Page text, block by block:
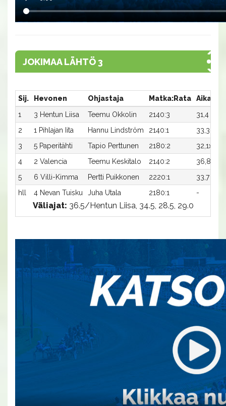
JOKIMAA LÄHTÖ 3
Sij. Hevonen Ohjastaja Matka:Rata Aika
1
3 Hentun Liisa Teemu Okkolin 2140:3 31,4
2
1 Pihlajan Iita Hannu Lindström 2140:1 33,3
3
5 Paperitähti Tapio Perttunen 2180:2 32,1x
4
2 Valencia Teemu Keskitalo 2140:2 36,8x
5
6 Villi-Kimma Pertti Puikkonen 2220:1 33,7
hll
4 Nevan Tuisku Juha Utala 2180:1 -
Väliajat: 36.5/Hentun Liisa, 34.5, 28.5, 29.0